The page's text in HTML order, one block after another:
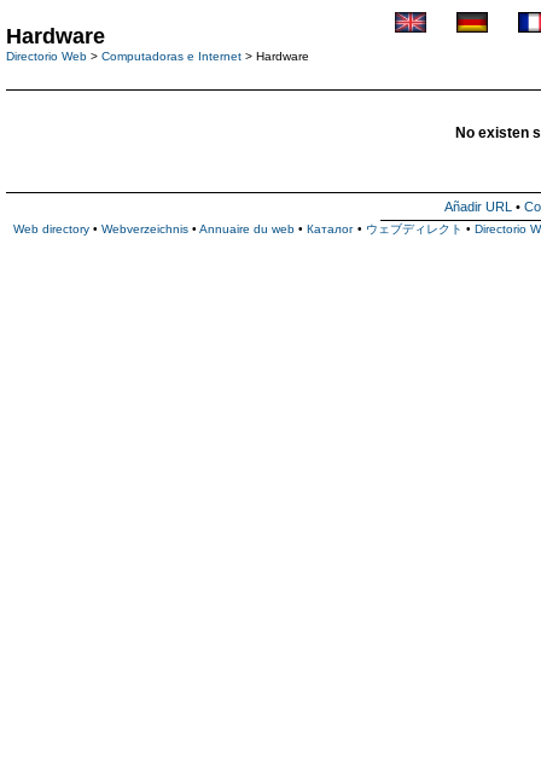
Hardware
Directorio Web > Computadoras e Internet > Hardware
No existen
Añadir URL •
Web directory • Webverzeichnis • Annuaire du web • Каталог • ウェブディレクト • Directorio